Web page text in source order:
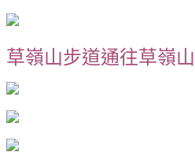
草嶺山步道通往草嶺